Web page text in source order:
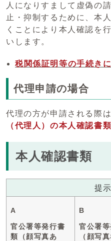
人になりすまして虚偽の
止・抑制するために、本
くことにより本人確認を
いします。
税関係証明等の手続き
代理申請の場合
代理の方が申請される際は
（代理人）の本人確認書類
本人確認書類
提
A
官公署等発行書
類（顔写真あ
B
官公署
（顔写